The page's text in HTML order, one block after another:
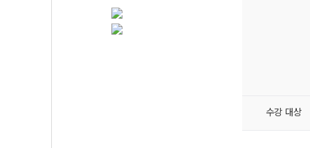
수강 대상